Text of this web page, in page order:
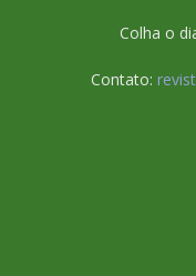
Colha o
Contato: